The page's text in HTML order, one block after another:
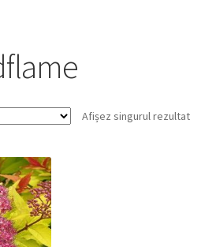
Afișez singurul rezultat